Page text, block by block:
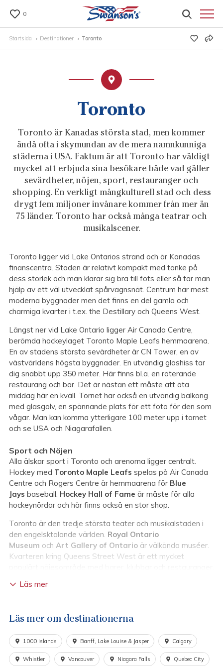
0
Startsida Destinationer Toronto
Toronto
Toronto är Kanadas största stad, men kommer
ändå ofta i skymundan av de mera namnkunniga
städerna i USA. Faktum är att Toronto har väldigt
mycket att erbjuda sina besökare både vad gäller
sevärdheter, nöjen, sport, restauranger och
shopping. En verkligt mångkulturell stad och dess
drygt fem miljoner invånare kommer från mer än
75 länder. Toronto har också många teatrar och
musikalscener.
Toronto ligger vid Lake Ontarios strand och är Kanadas
finanscentra. Staden är relativt kompakt med tanke på
dess storlek och man klarar sig bra till fots eller så tar man
hjälp av ett väl utvecklat spårvagnsnät. Centrum har mest
moderna byggnader men det finns en del gamla och
charmiga kvarter i t.ex. the Destillary och Queens West.
Längst ner vid Lake Ontario ligger Air Canada Centre,
berömda hockeylaget Toronto Maple Leafs hemmaarena.
En av stadens största sevärdheter är CN Tower, en av
västvärldens högsta byggnader. En utvändig glashiss tar
dig snabbt upp 350 meter. Här finns bl.a. en roterande
restaurang och bar. Det är nästan ett måste att äta
middag här en kväll. Tornet har också en utvändig balkong
med glasgolv, en spännande plats för ett foto för den som
vågar. Man kan komma ytterligare 100 meter upp i tornet
och se USA och Niagarafallen.
Sport och Nöjen
Alla älskar sport i Toronto och arenorna ligger centralt.
Hockey med Toronto Maple Leafs spelas på Air Canada
Centre och Rogers Centre är hemmaarena för Blue
Jays baseball. Hockey Hall of Fame är måste för alla
hockeynördar och här finns också en stor shop.
Toronto är den tredje största teater och musikalstaden i
den engelsktalande världen. Royal Ontario
Museum och Art Gallery of Ontario är välkända muséer.
Kvarteren kring Queens Street West är ett mycket
Restauranger
prisklasser. Här finns kök från de flesta av jordens hörn. Ett
är ett måste. En klassiskt favorit ärBarberian. Lite
modernare ärKegmed sina tre restauranger. Vällagad
hamburgare är en populär trend.The Works är exteriört
Läs mer
Läs mer om destinationerna
1000 Islands Banff, Lake Louise & Jasper Calgary
Whistler Vancouver Niagara Falls Quebec City